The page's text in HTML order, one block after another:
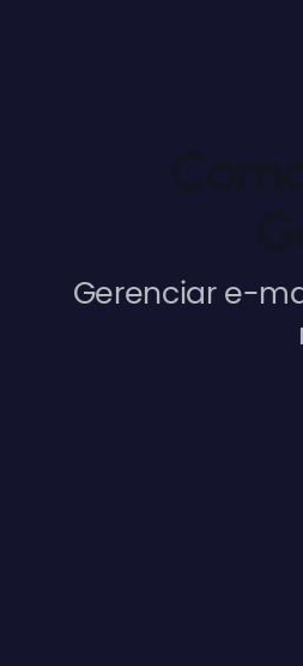
Gerenciar e-